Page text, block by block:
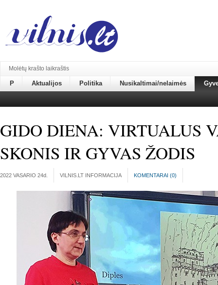
Molėtų krašto laikraštis
P Aktualijos Politika Nusikaltimai/nelaimės
GIDO DIENA: VIRTUALUS
SKONIS IR GYVAS ŽODIS
2022 VASARIO 24d. VILNIS.LT INFORMACIJA KOMENTARAI (0)